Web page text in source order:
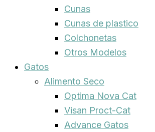
Cunas
Cunas de plastico
Colchonetas
Otros Modelos
Gatos
Alimento Seco
Optima Nova Cat
Visan Proct-Cat
Advance Gatos